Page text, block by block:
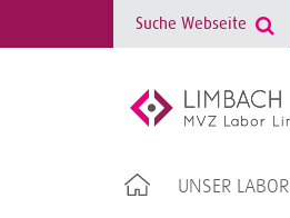
UNSER LABOR